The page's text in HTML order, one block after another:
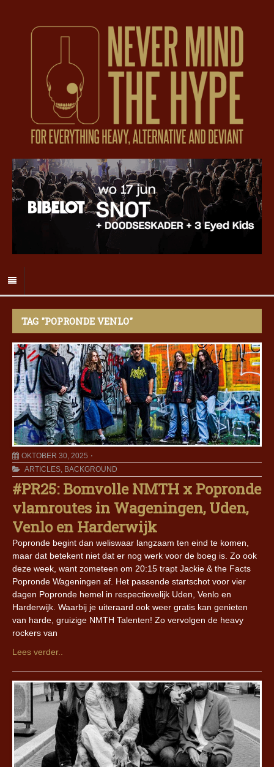
TAG "POPRONDE VENLO"
OKTOBER 30, 2025
ARTICLES, BACKGROUND
#PR25: Bomvolle NMTH x Popronde
vlamroutes in Wageningen, Uden,
Venlo en Harderwijk
Popronde begint dan weliswaar langzaam ten eind te komen,
maar dat betekent niet dat er nog werk voor de boeg is. Zo ook
deze week, want zometeen om 20:15 trapt Jackie & the Facts
Popronde Wageningen af. Het passende startschot voor vier
dagen Popronde hemel in respectievelijk Uden, Venlo en
Harderwijk. Waarbij je uiteraard ook weer gratis kan genieten
van harde, gruizige NMTH Talenten! Zo vervolgen de heavy
rockers van
Lees verder..